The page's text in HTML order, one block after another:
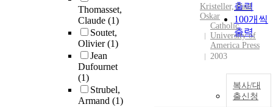
Thomasset,
Claude (1)
Soutet,
Olivier(1)
Jean
Dufournet
(1)
Strubel,
Armand (1)
출력
100개씩
출력
Kristeller, Paul
Oskar
Catholic
University of
America Press
2003
복사/대
출신청